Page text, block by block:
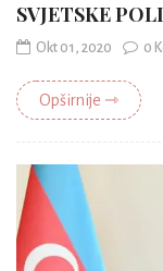
SVJETSKE
Okt 01, 2020 0
Opširnije ⇾